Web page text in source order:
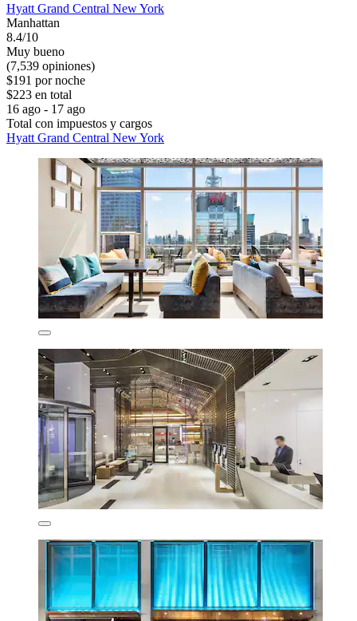
Hyatt Grand Central New York
Manhattan
8.4/10
Muy bueno
(7,539 opiniones)
$191 por noche
$223 en total
16 ago - 17 ago
Total con impuestos y cargos
Hyatt Grand Central New York